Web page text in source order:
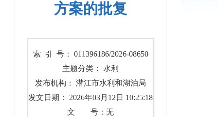
方案的批复
索 引 号： 011396186/2026-08650
主题分类： 水利
发布机构： 潜江市水利和湖泊局
发文日期： 2026年03月12日 10:25:18
文 号：无